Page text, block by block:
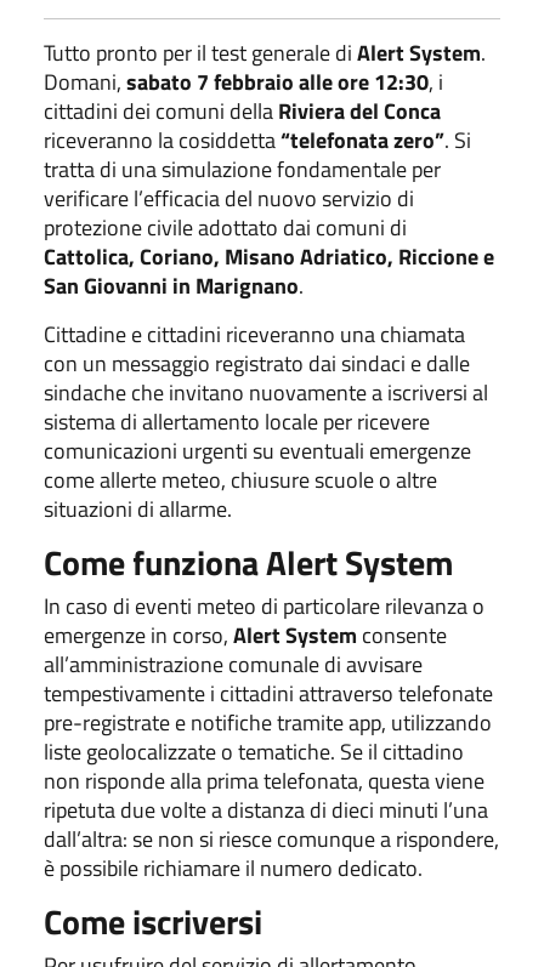
Tutto pronto per il test generale diAlert System.
Domani,sabato 7 febbraio alle ore 12:30, i
cittadini dei comuni dellaRiviera del Conca
riceveranno la cosiddetta“telefonata zero”. Si
tratta di una simulazione fondamentale per
verificare l’efficacia del nuovo servizio di
protezione civile adottato dai comuni di
Cattolica, Coriano, Misano Adriatico, Riccione e
San Giovanni in Marignano.
Cittadine e cittadini riceveranno una chiamata
con un messaggio registrato dai sindaci e dalle
sindache che invitano nuovamente a iscriversi al
sistema di allertamento locale per ricevere
comunicazioni urgenti su eventuali emergenze
come allerte meteo, chiusure scuole o altre
situazioni di allarme.
Come funziona Alert System
In caso di eventi meteo di particolare rilevanza o
emergenze in corso,Alert System consente
all’amministrazione comunale di avvisare
tempestivamente i cittadini attraverso telefonate
pre-registrate e notifiche tramite app, utilizzando
liste geolocalizzate o tematiche. Se il cittadino
non risponde alla prima telefonata, questa viene
ripetuta due volte a distanza di dieci minuti l’una
dall’altra: se non si riesce comunque a rispondere,
è possibile richiamare il numero dedicato.
Come iscriversi